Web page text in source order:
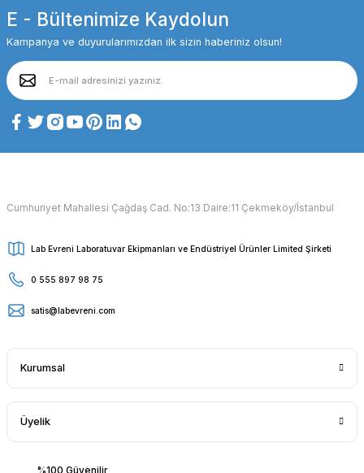
E - Bültenimize Kaydolun
Kampanya ve duyurularımızdan ilk sizin haberiniz olsun!
Cumhuriyet Mahallesi Çağdaş Cad. No:13 Daire:11 Çekmeköy/İstanbul
Lab Evreni Laboratuvar Ekipmanları ve Endüstriyel Ürünler Limited Şirketi
0 555 897 98 75
satis@labevreni.com
Kurumsal
Üyelik
%100 Güvenilir